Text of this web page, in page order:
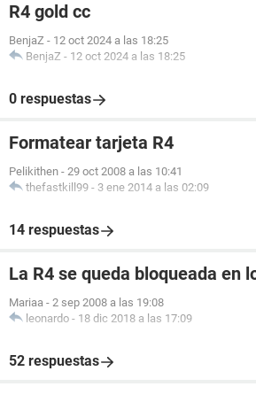
R4 gold cc
BenjaZ - 12 oct 2024 a las 18:25
BenjaZ - 12 oct 2024 a las 18:25
0 respuestas
Formatear tarjeta R4
Pelikithen - 29 oct 2008 a las 10:41
thefastkill99 - 3 ene 2014 a las 02:09
14 respuestas
La R4 se queda bloqueada en
Mariaa - 2 sep 2008 a las 19:08
leonardo - 18 dic 2018 a las 17:09
52 respuestas